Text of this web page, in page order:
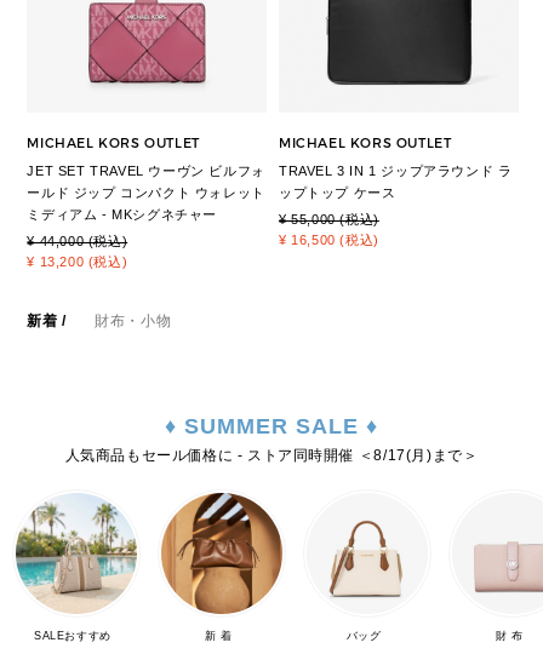
MICHAEL KORS OUTLET
JET SET TRAVEL ウーヴン ビルフォ
ールド ジップ コンパクト ウォレット
ミディアム - MKシグネチャー
¥ 44,000 (税込)
¥ 13,200 (税込)
MICHAEL KORS OUTLET
TRAVEL 3 IN 1 ジップアラウンド ラ
ップトップ ケース
¥ 55,000 (税込)
¥ 16,500 (税込)
新着 / 財布・小物
♦ SUMMER SALE ♦
人気商品もセール価格に - ストア同時開催 ＜8/17(月)まで＞
SALEおすすめ 新 着 バッグ 財 布